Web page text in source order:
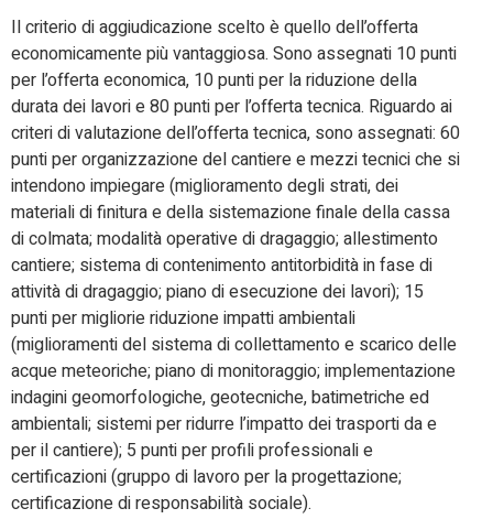
Il criterio di aggiudicazione scelto è quello dell’offerta
economicamente più vantaggiosa. Sono assegnati 10 punti
per l’offerta economica, 10 punti per la riduzione della
durata dei lavori e 80 punti per l’offerta tecnica. Riguardo ai
criteri di valutazione dell’offerta tecnica, sono assegnati: 60
punti per organizzazione del cantiere e mezzi tecnici che si
intendono impiegare (miglioramento degli strati, dei
materiali di finitura e della sistemazione finale della cassa
di colmata; modalità operative di dragaggio; allestimento
cantiere; sistema di contenimento antitorbidità in fase di
attività di dragaggio; piano di esecuzione dei lavori); 15
punti per migliorie riduzione impatti ambientali
(miglioramenti del sistema di collettamento e scarico delle
acque meteoriche; piano di monitoraggio; implementazione
indagini geomorfologiche, geotecniche, batimetriche ed
ambientali; sistemi per ridurre l’impatto dei trasporti da e
per il cantiere); 5 punti per profili professionali e
certificazioni (gruppo di lavoro per la progettazione;
certificazione di responsabilità sociale).